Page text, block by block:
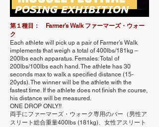
第１種目： Farmer’s Walk ファーマーズ・ウォー
ク
Each athlete will pick up a pair of Farmer’s Walk
implements that weigh a total of 400lbs/181kg –
200lbs each apparatus. Females: Total of
200lbs/100lbs each hand. The athlete has 30
seconds max to walk a specified distance (15-
20yds). The winner will be the athlete with the
fastest time. If the athlete does not finish the course,
his distance will be measured.
ONE DROP ONLY!!
両手にファーマーズ・ウォーク専用のバー（男性ア
スリート総合重量400lbs (181kg)、女性アスリート